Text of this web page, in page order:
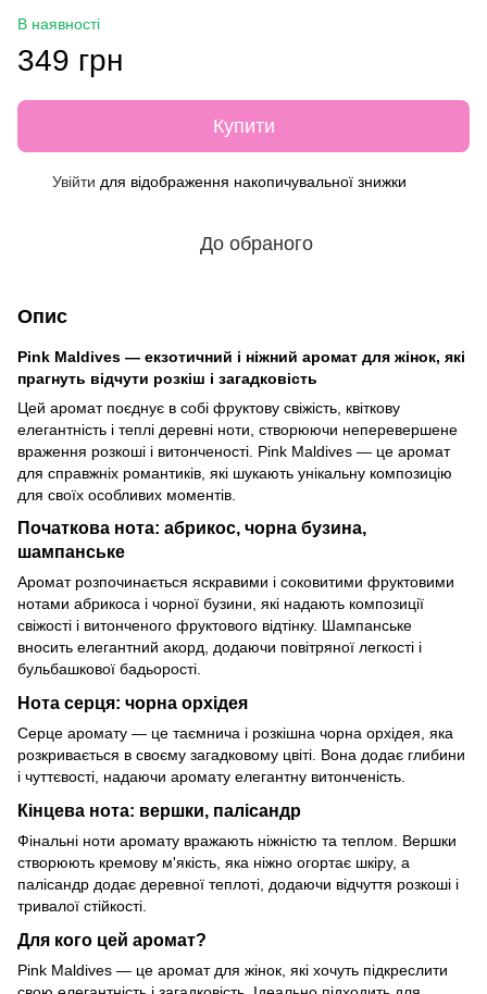
В наявності
349 грн
Купити
Увійти для відображення накопичувальної знижки
До обраного
Опис
Pink Maldives — екзотичний і ніжний аромат для жінок, які
прагнуть відчути розкіш і загадковість
Цей аромат поєднує в собі фруктову свіжість, квіткову
елегантність і теплі деревні ноти, створюючи неперевершене
враження розкоші і витонченості. Pink Maldives — це аромат
для справжніх романтиків, які шукають унікальну композицію
для своїх особливих моментів.
Початкова нота: абрикос, чорна бузина,
шампанське
Аромат розпочинається яскравими і соковитими фруктовими
нотами абрикоса і чорної бузини, які надають композиції
свіжості і витонченого фруктового відтінку. Шампанське
вносить елегантний акорд, додаючи повітряної легкості і
бульбашкової бадьорості.
Нота серця: чорна орхідея
Серце аромату — це таємнича і розкішна чорна орхідея, яка
розкривається в своєму загадковому цвіті. Вона додає глибини
і чуттєвості, надаючи аромату елегантну витонченість.
Кінцева нота: вершки, палісандр
Фінальні ноти аромату вражають ніжністю та теплом. Вершки
створюють кремову м'якість, яка ніжно огортає шкіру, а
палісандр додає деревної теплоті, додаючи відчуття розкоші і
тривалої стійкості.
Для кого цей аромат?
Pink Maldives — це аромат для жінок, які хочуть підкреслити